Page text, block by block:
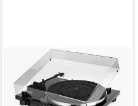
Plattenspieler (TD 201
Schwarz Manuell inkl. AT3600
- Hifi Plattenspieler)
439,00 €
lieferbar - in 3-4 Werktagen bei dir